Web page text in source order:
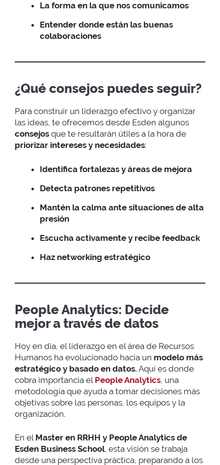
La forma en la que nos comunicamos
Entender donde están las buenas
colaboraciones
¿Qué consejos puedes seguir?
Para construir un liderazgo efectivo y organizar
las ideas, te ofrecemos desde Esden algunos
consejos que te resultarán útiles a la hora de
priorizar intereses y necesidades:
Identifica fortalezas y áreas de mejora
Detecta patrones repetitivos
Mantén la calma ante situaciones de alta
presión
Escucha activamente y recibe feedback
Haz networking estratégico
People Analytics: Decide
mejor a través de datos
Hoy en día, el liderazgo en el área de Recursos
Humanos ha evolucionado hacia un modelo más
estratégico y basado en datos. Aquí es donde
cobra importancia el People Analytics , una
metodología que ayuda a tomar decisiones más
objetivas sobre las personas, los equipos y la
organización.
En el Master en RRHH y People Analytics de
Esden Business School, esta visión se trabaja
desde una perspectiva práctica, preparando a los